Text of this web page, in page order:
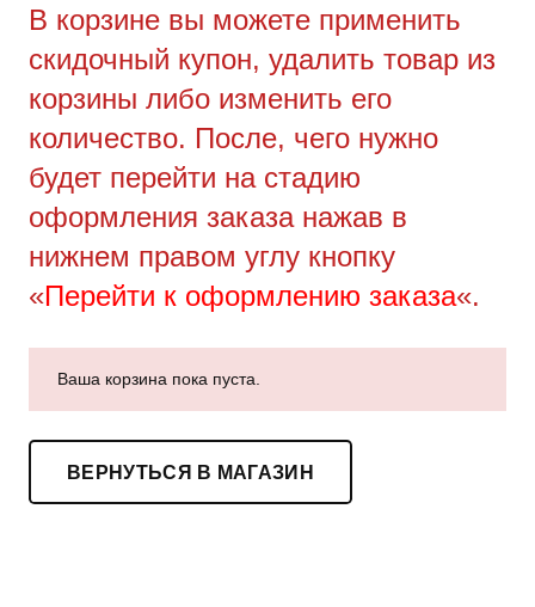
В корзине вы можете применить
скидочный купон, удалить товар из
корзины либо изменить его
количество. После, чего нужно
будет перейти на стадию
оформления заказа нажав в
нижнем правом углу кнопку
«Перейти к оформлению заказа«.
Ваша корзина пока пуста.
ВЕРНУТЬСЯ В МАГАЗИН